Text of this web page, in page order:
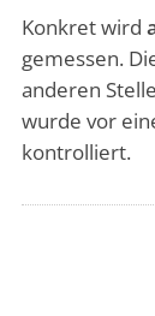
Konkret wird
gemessen.
anderen
wurde vor
kontrolliert.